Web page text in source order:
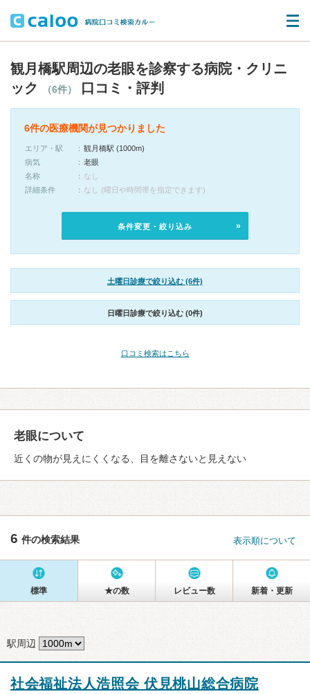
観月橋駅周辺の老眼を診察する病院・クリニ
ック
（6件） 口コミ・評判
6件の医療機関が見つかりました
エリア・駅
観月橋駅 (1000m)
病気
老眼
名称
なし
詳細条件
なし (曜日や時間帯を指定できます)
条件変更・絞り込み
土曜日診療で絞り込む (6件)
日曜日診療で絞り込む (0件)
口コミ検索はこちら
老眼について
近くの物が見えにくくなる、目を離さないと見えない
6 件の検索結果 表示順について
標準 ★の数 レビュー数 新着・更新
駅周辺
社会福祉法人浩照会 伏見桃山総合病院